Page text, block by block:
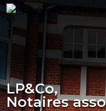
LP&Co,
Notaires